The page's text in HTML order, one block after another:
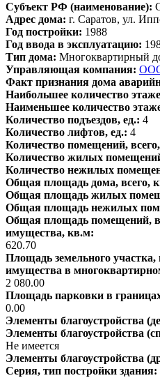
Субъект РФ (наименование):
Адрес дома: г. Саратов, ул.
Год постройки: 1988
Год ввода в эксплуатацию:
Тип дома: Многоквартирный
Управляющая компания: ООО
Факт признания дома
Наибольшее количество
Наименьшее количество
Количество подъездов, ед.: 4
Количество лифтов, ед.: 4
Количество помещений,
Количество жилых
Количество нежилых
Общая площадь дома, всего,
Общая площадь жилых
Общая площадь нежилых
Общая площадь помещений,
имущества, кв.м:
620.70
Площадь земельного
имущества в
2 080.00
Площадь парковки в
0.00
Элементы благоустройства
Элементы благоустройства
Не имеется
Элементы благоустройства
Серия, тип постройки здания: